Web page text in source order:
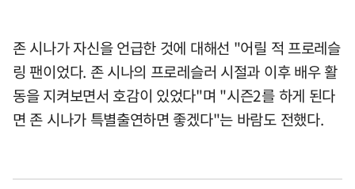
존 시나가 자신을 언급한 것에 대해선 "어릴 적 프로레슬
링 팬이었다. 존 시나의 프로레슬러 시절과 이후 배우 활
동을 지켜보면서 호감이 있었다"며 "시즌2를 하게 된다
면 존 시나가 특별출연하면 좋겠다"는 바람도 전했다.